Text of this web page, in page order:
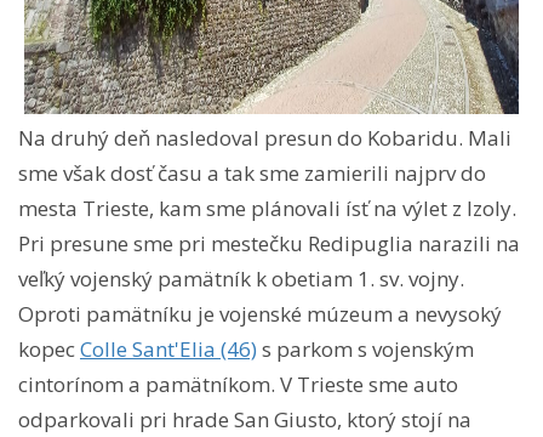
Na druhý deň nasledoval presun do Kobaridu. Mali
sme však dosť času a tak sme zamierili najprv do
mesta Trieste, kam sme plánovali ísť na výlet z Izoly.
Pri presune sme pri mestečku Redipuglia narazili na
veľký vojenský pamätník k obetiam 1. sv. vojny.
Oproti pamätníku je vojenské múzeum a nevysoký
kopecColle Sant'Elia (46) s parkom s vojenským
cintorínom a pamätníkom. V Trieste sme auto
odparkovali pri hrade San Giusto, ktorý stojí na